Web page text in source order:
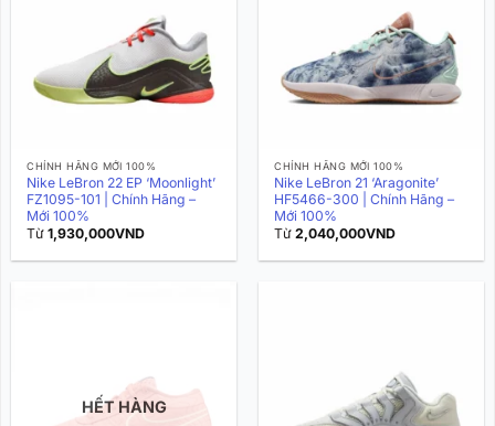
CHÍNH HÃNG MỚI 100%
Nike LeBron 22 EP ‘Moonlight’
FZ1095-101 | Chính Hãng –
Mới 100%
Từ1,930,000VND
CHÍNH HÃNG MỚI 100%
Nike LeBron 21 ‘Aragonite’
HF5466-300 | Chính Hãng –
Mới 100%
Từ2,040,000VND
HẾT HÀNG